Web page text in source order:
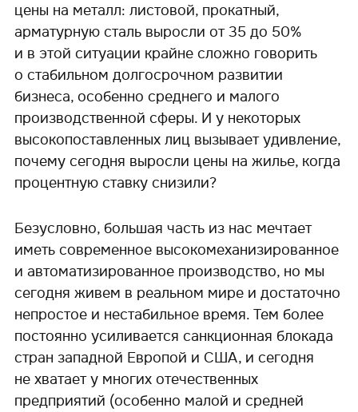
цены на металл: листовой, прокатный,
арматурную сталь выросли от 35 до 50%
и в этой ситуации крайне сложно говорить
о стабильном долгосрочном развитии
бизнеса, особенно среднего и малого
производственной сферы. И у некоторых
высокопоставленных лиц вызывает удивление,
почему сегодня выросли цены на жилье, когда
процентную ставку снизили?
Безусловно, большая часть из нас мечтает
иметь современное высокомеханизированное
и автоматизированное производство, но мы
сегодня живем в реальном мире и достаточно
непростое и нестабильное время. Тем более
постоянно усиливается санкционная блокада
стран западной Европой и США, и сегодня
не хватает у многих отечественных
предприятий (особенно малой и средней